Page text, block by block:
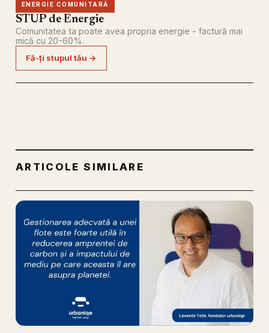
ENERGIE COMUNITARĂ
STUP de Energie
Comunitatea ta poate avea propria energie - factură mai
mică cu 20-60%.
Fă-ți stupul tău →
ARTICOLE SIMILARE